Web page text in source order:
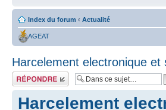
Index du forum ‹ Actualité
AGEAT
Harcelement electronique et
Répondre
Harcelement